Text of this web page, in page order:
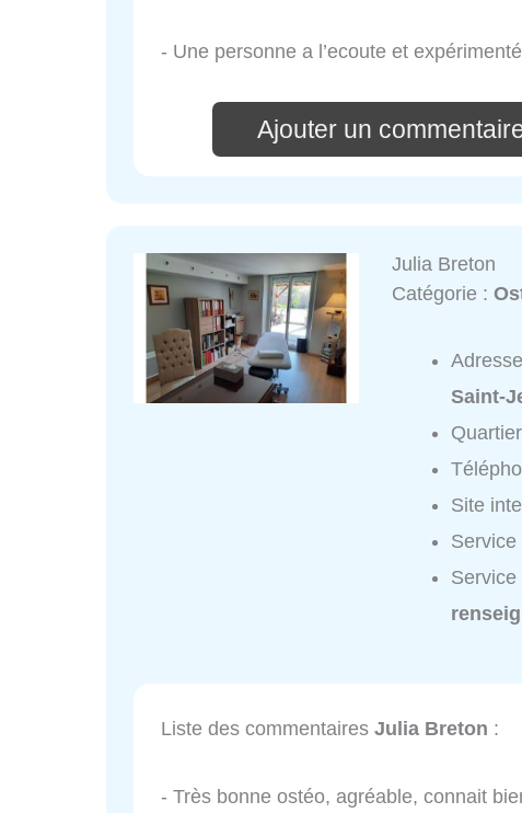
- Une personne a l’ecoute et
Ajouter un
Julia Breton
Catégorie :
Saint-
Site
Liste des commentaires Julia Breton :
- Très bonne ostéo, agréable, connait